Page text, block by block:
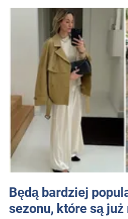
Będą bardziej
sezonu, które są